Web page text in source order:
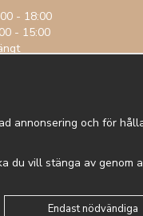
- 18:00
- 15:00
annonsering och för
du vill stänga av genom
Endast nödvändiga